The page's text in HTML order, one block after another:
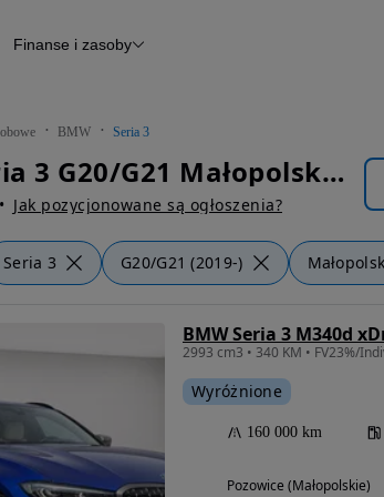
Raport z inspekcji
Otomoto News
Finanse i zasoby
BMW Seria 3
BMW Seria 3 G20/G21 Małopolskie - Samochody Osobowe
Jak pozycjonowane są ogłoszenia?
Seria 3 G20/G21 (2019-)
BMW Seria 3 M340d
Wyróżnione
160 000 km
Pozowice (Małopolskie)